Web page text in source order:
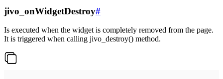
jivo_onWidgetDestroy#
Is executed when the widget is completely removed from the page.
It is triggered when calling jivo_destroy() method.